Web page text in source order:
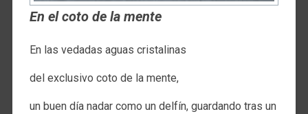
En el coto de la mente
En las vedadas aguas cristalinas
del exclusivo coto de la mente,
un buen día nadar como un delfín, guardando tras un